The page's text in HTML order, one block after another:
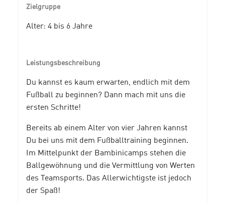
Zielgruppe
Alter: 4 bis 6 Jahre
Leistungsbeschreibung
Du kannst es kaum erwarten, endlich mit dem
Fußball zu beginnen? Dann mach mit uns die
ersten Schritte!
Bereits ab einem Alter von vier Jahren kannst
Du bei uns mit dem Fußballtraining beginnen.
Im Mittelpunkt der Bambinicamps stehen die
Ballgewöhnung und die Vermittlung von Werten
des Teamsports. Das Allerwichtigste ist jedoch
der Spaß!